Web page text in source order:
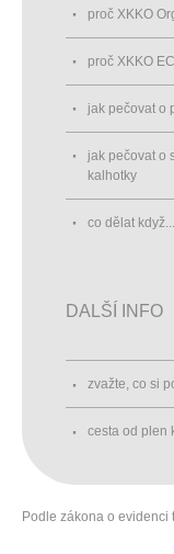
proč XKKO
proč XKKO
jak pečovat o
jak pečovat o
kalhotky
co dělat když...
DALŠÍ INFO
zvažte, co si
cesta od plen
Podle zákona o